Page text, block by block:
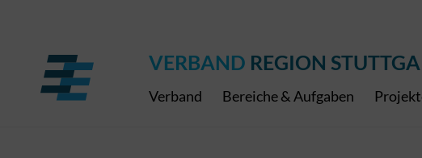
VERBAND REGION
Verband Bereiche & Aufgaben